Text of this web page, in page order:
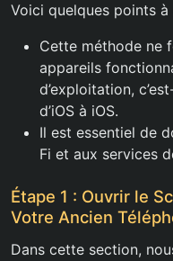
Voici quelques points à
Cette méthode ne
appareils
d’exploitation,
d’iOS à iOS.
Il est essentiel de
Fi et aux services
Étape 1 : Ouvrir le
Votre Ancien
Dans cette section,